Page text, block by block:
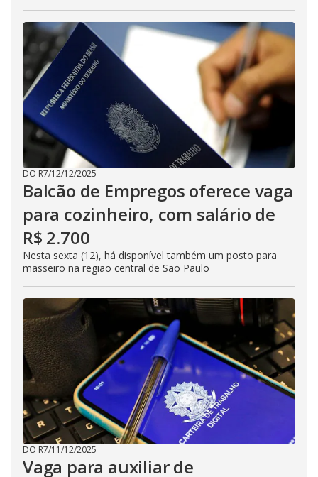
DO R7/12/12/2025
Balcão de Empregos oferece vaga
para cozinheiro, com salário de
R$ 2.700
Nesta sexta (12), há disponível também um posto para
masseiro na região central de São Paulo
DO R7/11/12/2025
Vaga para auxiliar de